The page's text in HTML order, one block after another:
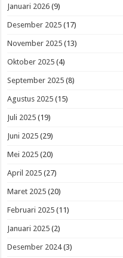
Januari 2026 (9)
Desember 2025 (17)
November 2025 (13)
Oktober 2025 (4)
September 2025 (8)
Agustus 2025 (15)
Juli 2025 (19)
Juni 2025 (29)
Mei 2025 (20)
April 2025 (27)
Maret 2025 (20)
Februari 2025 (11)
Januari 2025 (2)
Desember 2024(3)